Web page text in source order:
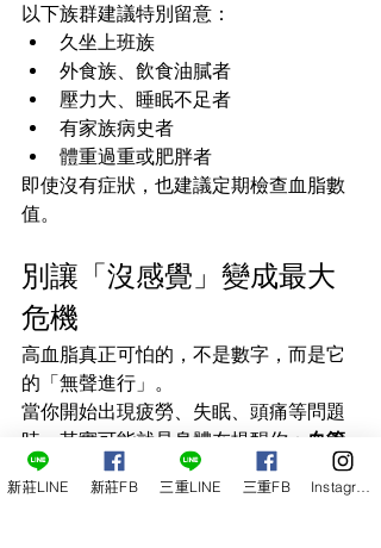
以下族群建議特別留意：
久坐上班族
外食族、飲食油膩者
壓力大、睡眠不足者
有家族病史者
體重過重或肥胖者
即使沒有症狀，也建議定期檢查血脂數
值。
別讓「沒感覺」變成最大
危機
高血脂真正可怕的，不是數字，而是它
的「無聲進行」。
當你開始出現疲勞、失眠、頭痛等問題
時，其實可能就是身體在提醒你： 血管
已經在承受壓力
。透過中醫整體調理，
不僅能幫助血脂下降，更能改善體質、
新莊LINE 新莊FB 三重LINE 三重FB